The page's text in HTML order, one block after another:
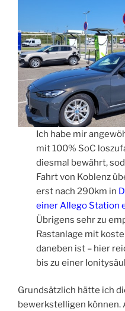
Ich habe mir
mit 100% SoC
diesmal bewährt,
Fahrt von Koblenz
erst nach 290km in
einer Allego Station
Übrigens sehr zu
Rastanlage mit
daneben ist – hier
bis zu einer
Grundsätzlich hätte ich
bewerkstelligen können.